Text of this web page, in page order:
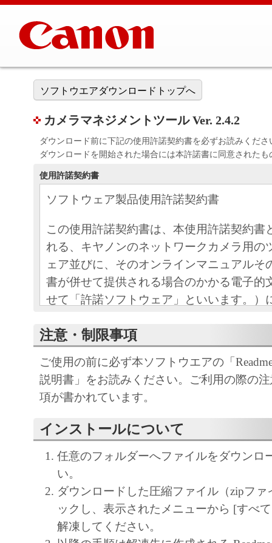
ソフトウエアダウンロードトップへ
カメラマネジメントツール Ver. 2.4.2
ダウンロード前に下記の使用許諾契約書を必ずお読みくださ
ダウンロードを開始された場合には本許諾書に同意された
使用許諾契約書
ソフトウェア製品使用許諾契約書
この使用許諾契約書は、本使用許諾契約書
れる、キヤノンのネットワークカメラ用の
ェア並びに、そのオンラインマニュアルそ
書が併せて提供される場合のかかる電子的
せて「許諾ソフトウェア」といいます。）
間の法的な契約です。「許諾ソフトウェア
とに同意されたものとします。本契約の条
い場合は、お客様はキヤノンより「許諾ソ
使用許諾を受けることができず、「許諾ソ
使用することはできません。お客様は「許
ア」のインストールを行わないで下さい。
１．権利の留保
(1) 「許諾ソフトウェア」に関する著作権
利は、キヤノンまたはキヤノンのライセン
す。
(2) 本契約に明示的に定める場合を除き、
注意・制限事項
ご使用の前に必ず本ソフトウエアの「
説明書」をお読みください。ご利用の際の
項が書かれています。
インストールについて
任意のフォルダーへファイルをダウンロ
い。
ダウンロードした圧縮ファイル（zipファ
ックし、表示されたメニューから [すべ
解凍してください。